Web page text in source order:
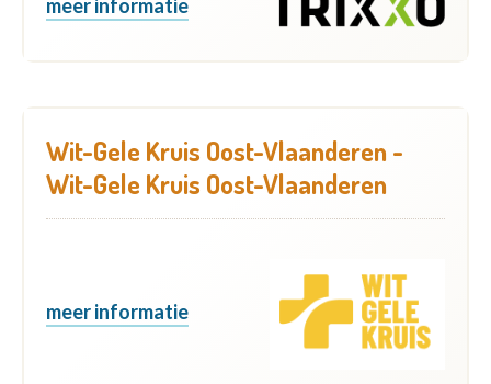
meer informatie
Wit-Gele Kruis Oost-Vlaanderen -
Wit-Gele Kruis Oost-Vlaanderen
meer informatie